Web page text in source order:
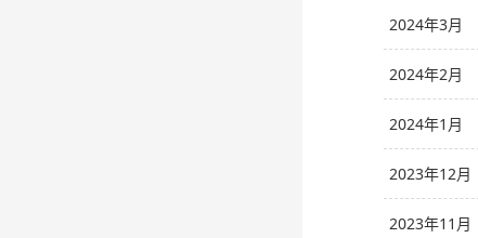
2024年3月
2024年2月
2024年1月
2023年12月
2023年11月